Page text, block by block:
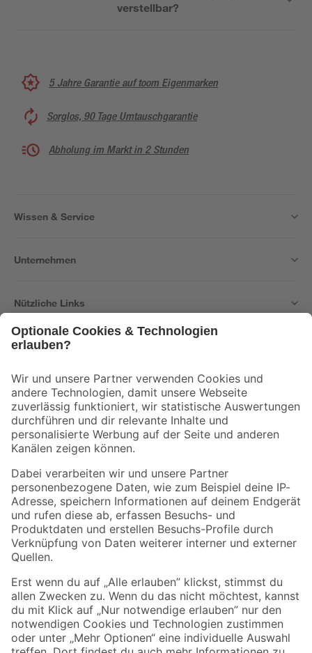
verstellbar?
5 Jahre Garantie auf toom Eigenmarken
Sorglos, 90 Tage Umtauschgarantie
Abholung im Markt in 2 Stunden
Wissen & Service
Unternehmen
Nützliche Links
Der toom Newsletter: Keine Angebote und Aktionen mehr verpassen!
Zur Newsletter Anmeldung
Folge uns
Zahlungsarten Versandarten
Sicher einkaufen
Jetzt die toom-App herunterladen